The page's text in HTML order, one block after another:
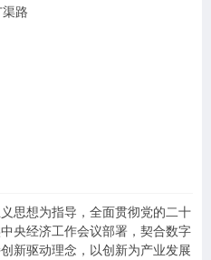
路
思想为指导，全面贯彻党的二十
央经济工作会议部署，契合数字
新驱动理念，以创新为产业发展